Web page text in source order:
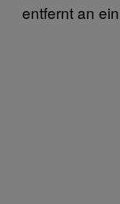
entfernt an